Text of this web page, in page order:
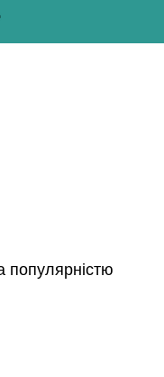
популярністю